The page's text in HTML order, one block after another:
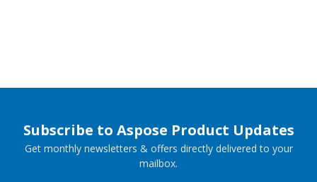
Subscribe to Aspose Product Updates
Get monthly newsletters & offers directly delivered to your
mailbox.